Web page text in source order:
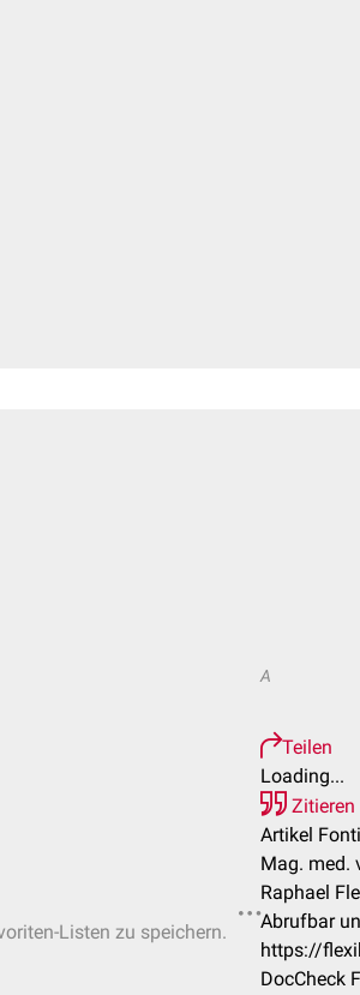
Listen zu speichern.
A
Teilen
Loading...
Zitieren
Artikel
Mag. med.
Raphael
Abrufbar
https://
DocCheck